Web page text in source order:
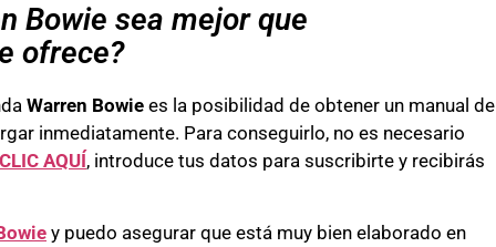
Bowie sea mejor que
ofrece?
Warren Bowie es la posibilidad de obtener un manual de
inmediatamente. Para conseguirlo, no es necesario
AQUÍ, introduce tus datos para suscribirte y recibirás
y puedo asegurar que está muy bien elaborado en